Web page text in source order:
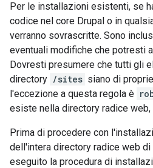
Per le installazioni esistenti, se
codice nel core Drupal o in
verranno sovrascritte. Sono
eventuali modifiche che potresti
Dovresti presumere che tutti gli
directory /sites siano di
l'eccezione a questa regola è
esiste nella directory radice web,
Prima di procedere con
dell'intera directory radice web di
eseguito la procedura di